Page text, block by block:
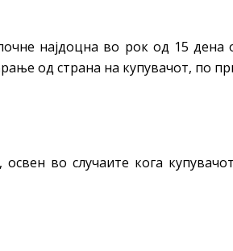
најдоцна во рок од 15
од страна на купувачот, по
во случаите кога